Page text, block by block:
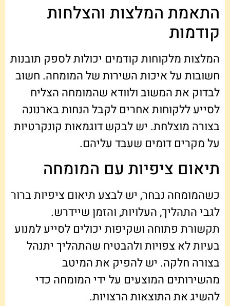
התאמת המלצות והצלחות
קודמות
המלצות מלקוחות קודמים יכולות לספק תובנות
חשובות על איכות השירות של המומחה. חשוב
לבדוק את המשוב ולוודא שהמומחה הצליח
לסייע ללקוחות אחרים לקבל הנחות בארנונה
בצורה מוצלחת. יש לבקש דוגמאות קונקרטיות
על מקרים דומים שעבד עליהם.
תיאום ציפיות עם המומחה
כשהמומחה נבחר, יש לבצע תיאום ציפיות ברור
לגבי התהליך, העלויות, והזמן שיידרש.
תקשורת פתוחה ושקיפות יכולים לסייע למנוע
בעיות לא צפויות ולהבטיח שהתהליך יתנהל
בצורה חלקה. יש להפיק את המיטב
מהשירותים המוצעים על ידי המומחה כדי
להשיג את התוצאות הרצויות.